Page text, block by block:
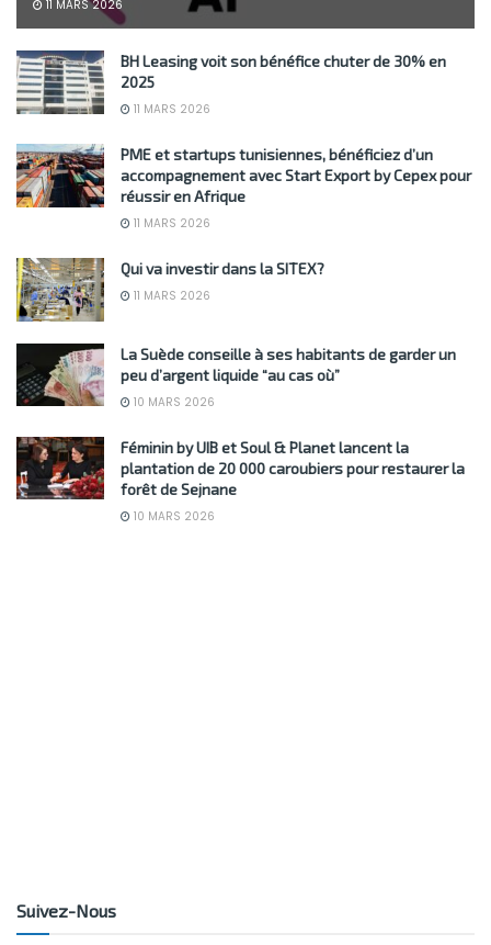
11 MARS 2026
BH Leasing voit son bénéfice chuter de 30% en
2025
11 MARS 2026
PME et startups tunisiennes, bénéficiez d’un
accompagnement avec Start Export by Cepex pour
réussir en Afrique
11 MARS 2026
Qui va investir dans la SITEX?
11 MARS 2026
La Suède conseille à ses habitants de garder un
peu d’argent liquide “au cas où”
10 MARS 2026
Féminin by UIB et Soul & Planet lancent la
plantation de 20 000 caroubiers pour restaurer la
forêt de Sejnane
10 MARS 2026
Suivez-Nous